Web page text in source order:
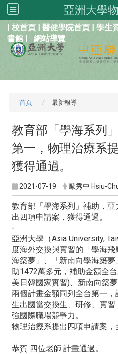
亞洲大學
| 校首頁 | 醫健學院首頁 | 學生
書館 | 網站導覽
首頁 最新報導
教育部「學海系列
第一，物理治療系
獲得通過。
2021-07-19 歐秀中 Hsiu-
教育部「學海系列」補助，
出四項申請案，獲得通過。
-
亞洲大學（Asia University,
度海外交換與實習的「學海
海築夢」、「新南向學海築
助1472萬多元，補助金額全
美日韓國家實習)、新南向築
兩個計畫金額同列全台第一
生出國當交換生、研修、實
強國際職場競爭力。
物理治療系提出四項申請案，
恭賀 四位老師 計畫通過。